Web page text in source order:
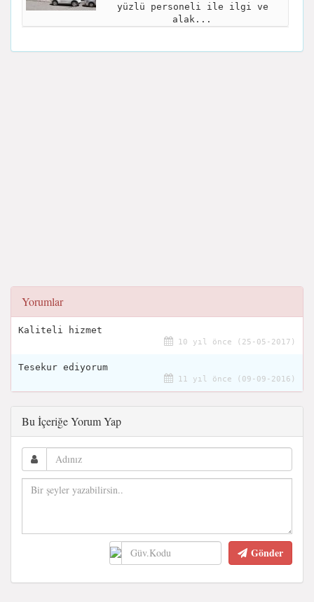
yüzlü personeli ile ilgi ve
alak...
Yorumlar
Kaliteli hizmet
10 yıl önce (25-05-2017)
Tesekur ediyorum
11 yıl önce (09-09-2016)
Bu İçeriğe Yorum Yap
Gönder